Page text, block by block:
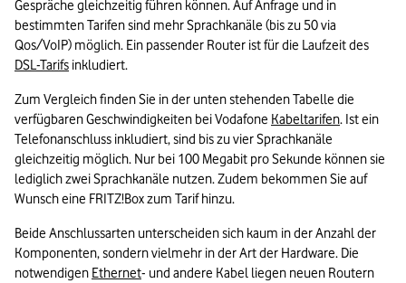
Gespräche gleichzeitig führen können. Auf Anfrage und in
bestimmten Tarifen sind mehr Sprachkanäle (bis zu 50 via
Qos/VoIP) möglich.
DSL-Tarifs inkludiert.
Zum Vergleich finden Sie in der unten stehenden Tabelle die
verfügbaren Geschwindigkeiten bei Vodafone Kabeltarifen. Ist ein
Telefonanschluss inkludiert, sind bis zu vier Sprachkanäle
gleichzeitig möglich. Nur bei 100 Megabit pro Sekunde können sie
lediglich zwei Sprachkanäle nutzen. Zudem bekommen Sie auf
Wunsch eine FRITZ!Box zum Tarif hinzu.
Beide Anschlussarten unterscheiden sich kaum in der Anzahl der
Komponenten, sondern vielmehr in der Art der Hardware. Die
notwendigen Ethernet- und andere Kabel liegen neuen Routern